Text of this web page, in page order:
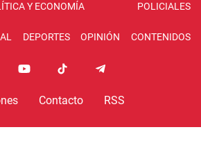
Y ECONOMÍA POLICIALES
DEPORTES OPINIÓN CONTENIDOS
Contacto RSS